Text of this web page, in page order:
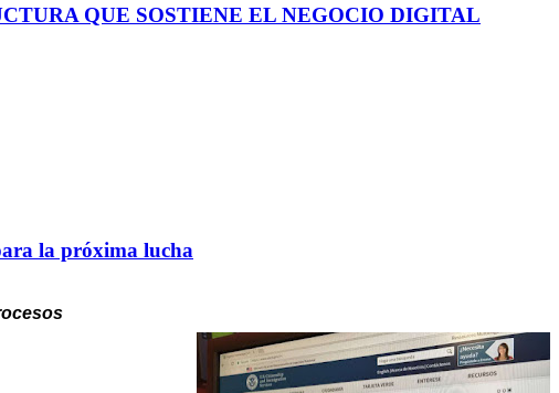
QUE SOSTIENE EL NEGOCIO DIGITAL
la próxima lucha